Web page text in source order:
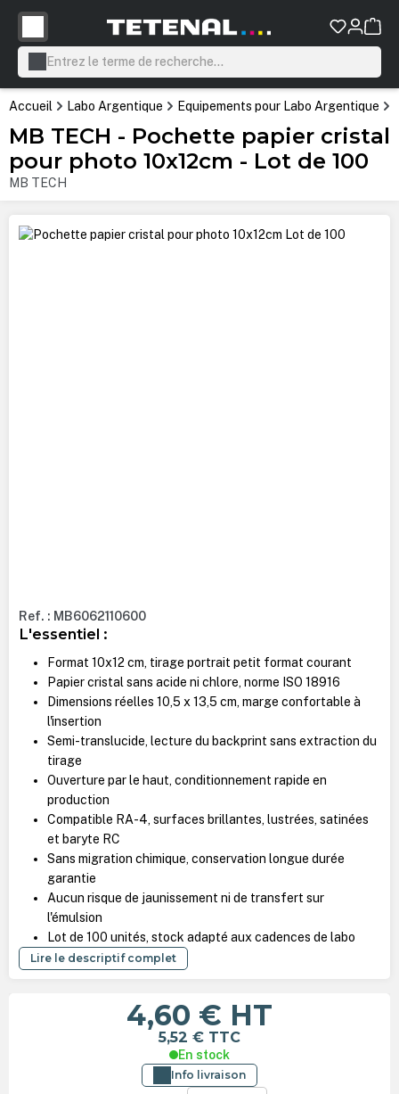
principal
Accueil Labo Argentique Equipements pour Labo Argentique
MB TECH - Pochette papier cristal
pour photo 10x12cm - Lot de 100
MB TECH
Ignorer la galerie d'images
Ref. : MB6062110600
L'essentiel :
Format 10x12 cm, tirage portrait petit format courant
Papier cristal sans acide ni chlore, norme ISO 18916
Dimensions réelles 10,5 x 13,5 cm, marge confortable à
l'insertion
Semi-translucide, lecture du backprint sans extraction du
tirage
Ouverture par le haut, conditionnement rapide en
production
Compatible RA-4, surfaces brillantes, lustrées, satinées
et baryte RC
Sans migration chimique, conservation longue durée
garantie
Aucun risque de jaunissement ni de transfert sur
l'émulsion
Lot de 100 unités, stock adapté aux cadences de labo
Lire le descriptif complet
4,60 € HT
5,52 € TTC
En stock
Info livraison